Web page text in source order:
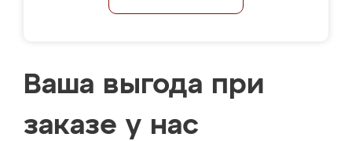
Ваша выгода при
заказе у нас